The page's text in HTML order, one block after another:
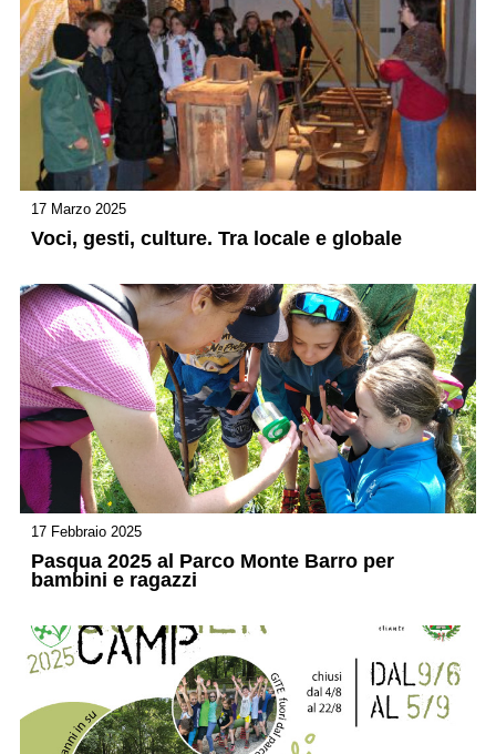
17 Marzo 2025
Voci, gesti, culture. Tra locale e globale
17 Febbraio 2025
Pasqua 2025 al Parco Monte Barro per
bambini e ragazzi